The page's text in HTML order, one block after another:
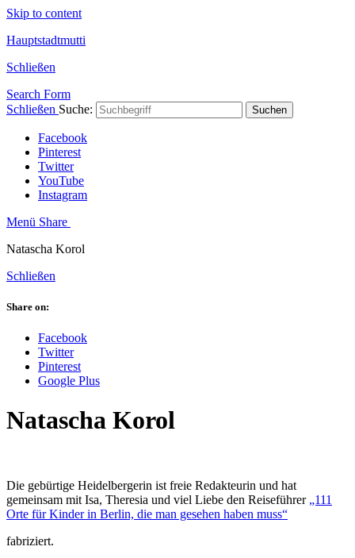
Skip to content
Hauptstadtmutti
Schließen
Search Form
Schließen Suche: Suchen
Facebook
Pinterest
Twitter
YouTube
Instagram
Menü Share
Natascha Korol
Schließen
Share on:
Facebook
Twitter
Pinterest
Google Plus
Natascha Korol
Die gebürtige Heidelbergerin ist freie Redakteurin und hat
gemeinsam mit Isa, Theresia und viel Liebe den Reiseführer „111
Orte für Kinder in Berlin, die man gesehen haben muss“
fabriziert.